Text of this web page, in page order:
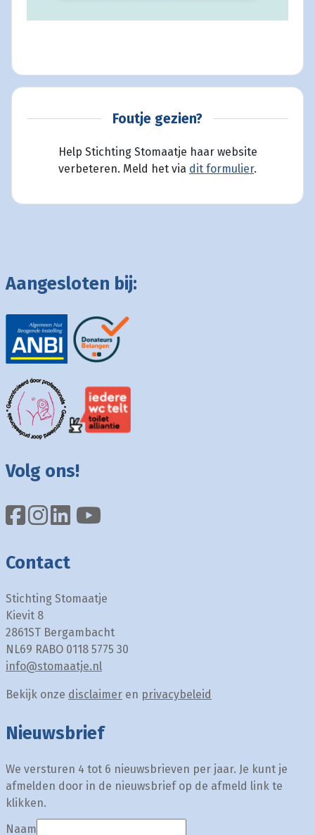
Foutje gezien?
Help Stichting Stomaatje haar website
verbeteren. Meld het via dit formulier.
Aangesloten bij:
Volg ons!
Contact
Stichting Stomaatje
Kievit 8
2861ST Bergambacht
NL69 RABO 0118 5775 30
info@stomaatje.nl
Bekijk onze disclaimer en privacybeleid
Nieuwsbrief
We versturen 4 tot 6 nieuwsbrieven per jaar. Je kunt je
afmelden door in de nieuwsbrief op de afmeld link te
klikken.
Naam